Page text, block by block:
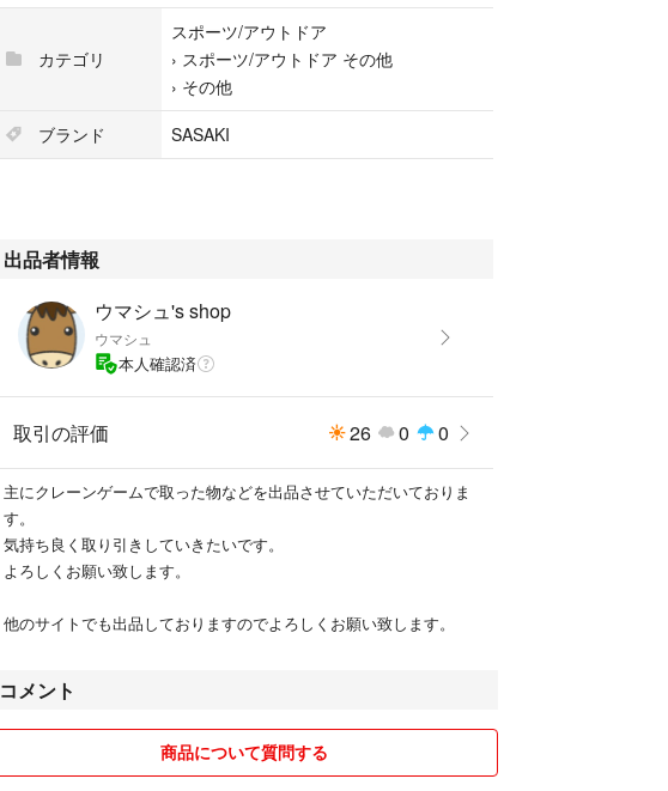
何かありましたらコメントお待ちしております。
購入の後の返品などはしておりませんので慎重にご購入よろしくお願
い致します。
カテゴリ
スポーツ/アウトドア
› スポーツ/アウトドア その他
› その他
ブランド
SASAKI
出品者情報
ウマシュ's shop
ウマシュ
本人確認済
取引の評価 26 0 0
主にクレーンゲームで取った物などを出品させていただいておりま
す。
気持ち良く取り引きしていきたいです。
よろしくお願い致します。
他のサイトでも出品しておりますのでよろしくお願い致します。
コメント
商品について質問する